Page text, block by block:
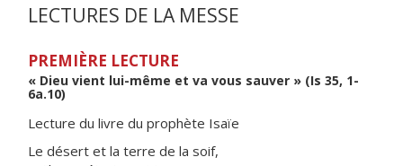
LECTURES DE LA MESSE
PREMIÈRE LECTURE
« Dieu vient lui-même et va vous sauver » (Is 35, 1-
6a.10)
Lecture du livre du prophète Isaïe
Le désert et la terre de la soif,